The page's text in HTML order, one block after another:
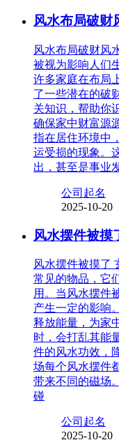
风水布局破财
风水布局破财风
被视为影响人们
许多家庭在布局
了一些潜在的破
关知识，帮助你
确保家中财富源
指在居住环境中
运受损的现象。
出，甚至是事业
公司起名
2025-10-20
风水摆件被摸
风水摆件被摸了
常见的物品，它
用。当风水摆件
产生一定的影响
释放能量，为家
时，会打乱其能
件的风水功效，
场每个风水摆件
带来不同的磁场
碰
公司起名
2025-10-20